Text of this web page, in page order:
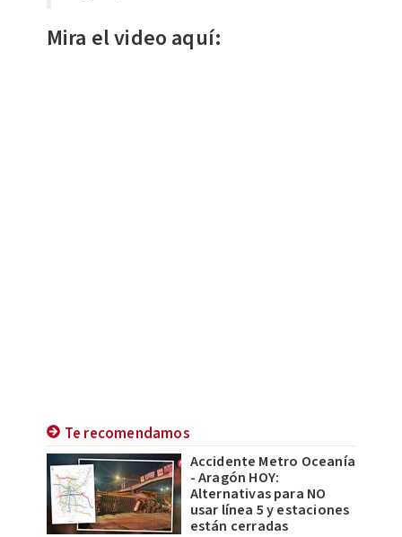
Mira el video aquí:
Te recomendamos
Accidente Metro Oceanía
- Aragón HOY:
Alternativas para NO
usar línea 5 y estaciones
están cerradas